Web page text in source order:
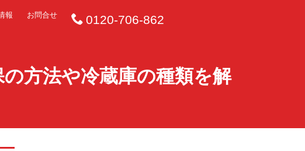
報 お問合せ 0120-706-862
方法や冷蔵庫の種類を解